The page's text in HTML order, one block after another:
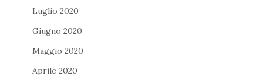
Luglio 2020
Giugno 2020
Maggio 2020
Aprile 2020